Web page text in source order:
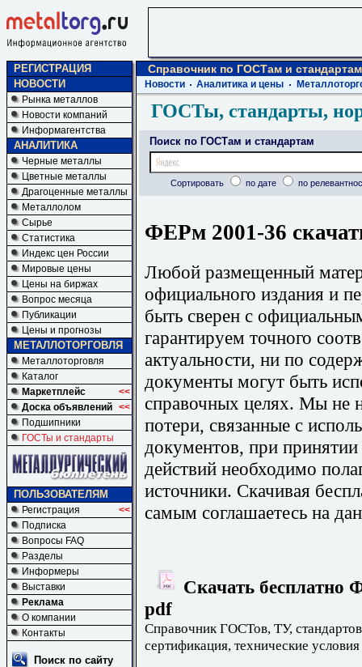
РЕГИСТРАЦИЯ
НОВОСТИ
Рынка металлов
Новости компаний
Информагентства
АНАЛИТИКА
Черные металлы
Цветные металлы
Драгоценные металлы
Металлолом
Сырье
Статистика
Индекс цен России
Мировые цены
Цены на биржах
Вопрос месяца
Публикации
Цены и прогнозы
МЕТАЛЛОТОРГОВЛЯ
Металлоторговля
Каталог
Маркетплейс
<<
Доска объявлений <<
Подшипники
ГОСТы и стандарты
ПОЛЬЗОВАТЕЛЯМ
Регистрация
<<
Подписка
Вопросы FAQ
Разделы
Информеры
Выставки
Реклама
О компании
Контакты
Поиск по сайту
Справочник по ГОСТам и стандартам
Новости Аналитика и цены
ГОСТы, стандарты,
Поиск по ГОСТам и стандартам
Сортировать по дате по
ФЕРм 2001-36
Любой размещенный
официального издания и
быть сверен с
гарантируем точного
актуальности, ни по
документы могут быть
справочных целях. Мы не
потери, связанные с
документов, при
действий необходимо
источники. Скачивая
самым соглашаетесь на
Скачать бесплатно
pdf
Справочник ГОСТов, ТУ,
сертификация, технические условия